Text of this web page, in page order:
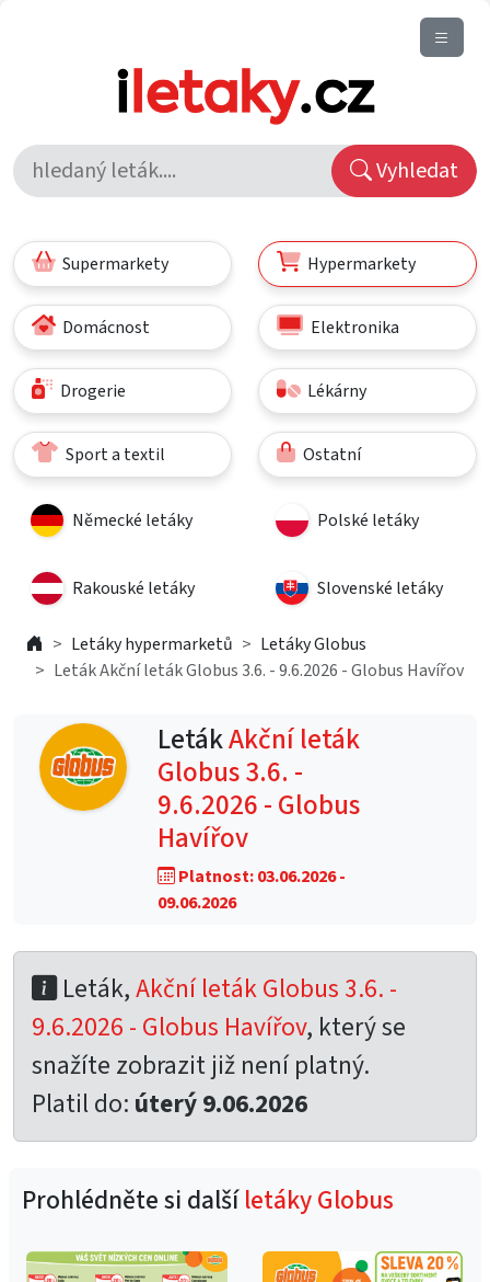
Vyhledat
Supermarkety Hypermarkety
Domácnost Elektronika
Drogerie Lékárny
Sport a textil Ostatní
Německé letáky Polské letáky
Rakouské letáky Slovenské letáky
Letáky hypermarketů
Letáky Globus
Leták Akční leták Globus 3.6. - 9.6.2026 - Globus Havířov
LetákAkční leták
Globus 3.6. -
9.6.2026 - Globus
Havířov
Platnost: 03.06.2026 -
09.06.2026
Leták,Akční leták Globus 3.6. -
9.6.2026 - Globus Havířov, který se
snažíte zobrazit již není platný.
Platil do: úterý 9.06.2026
Prohlédněte si dalšíletáky Globus